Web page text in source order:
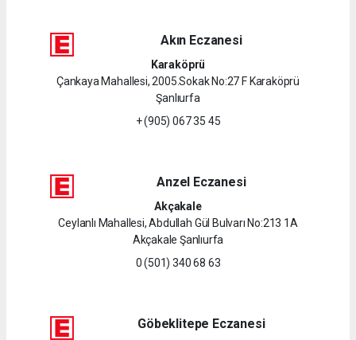
Akın Eczanesi
Karaköprü
Çankaya Mahallesi, 2005.Sokak No:27 F Karaköprü
Şanlıurfa
+ (905) 067 35 45
Anzel Eczanesi
Akçakale
Ceylanlı Mahallesi, Abdullah Gül Bulvarı No:213 1A
Akçakale Şanlıurfa
0 (501) 340 68 63
Göbeklitepe Eczanesi